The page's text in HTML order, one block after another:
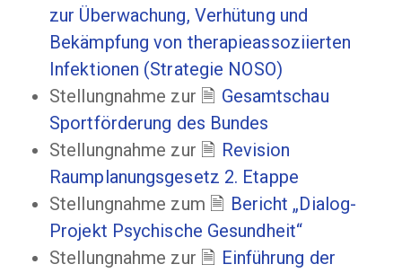
zur Überwachung, Verhütung und
Bekämpfung von therapieassoziierten
Infektionen (Strategie NOSO)
Stellungnahme zur
Gesamtschau
Sportförderung des Bundes
Stellungnahme zur
Revision
Raumplanungsgesetz 2. Etappe
Stellungnahme zum
Bericht „Dialog-
Projekt Psychische Gesundheit“
Stellungnahme zur
Einführung der